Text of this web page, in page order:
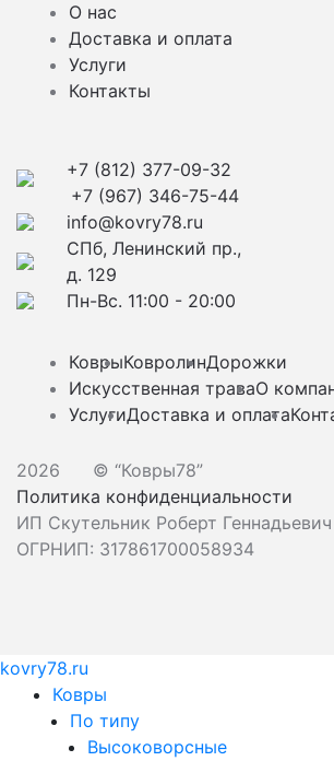
О нас
Доставка и оплата
Услуги
Контакты
+7 (812) 377-09-32
+7 (967) 346-75-44
info@kovry78.ru
СПб, Ленинский пр.,
д. 129
Пн-Вс. 11:00 - 20:00
КоврыКовролинДорожки
Искусственная траваО
УслугиДоставка и оплата
2026
© “Ковры78”
Политика конфиденциальности
ИП Скутельник Роберт Геннадьевич
ОГРНИП: 317861700058934
kovry78.ru
Ковры
По типу
Высоковорсные